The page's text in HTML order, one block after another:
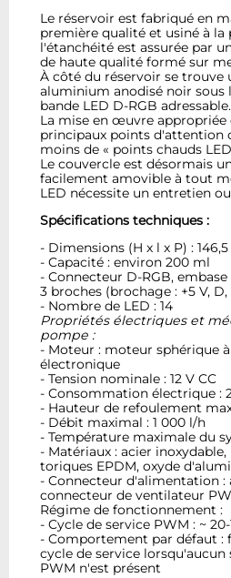
Le réservoir est fabriqué en
première qualité et usiné à
l'étanchéité est assurée par
de haute qualité formé sur
À côté du réservoir se trouve
aluminium anodisé noir sous
bande LED D-RGB adressable.
La mise en œuvre appropriée
principaux points d'attention
moins de « points chauds
Le couvercle est désormais
facilement amovible à tout
LED nécessite un entretien
Spécifications techniques :
- Dimensions (H x l x P) :
- Capacité : environ 200 ml
- Connecteur D-RGB,
3 broches (brochage : +5 V,
- Nombre de LED : 14
Propriétés électriques et
pompe :
- Moteur : moteur sphérique
électronique
- Tension nominale : 12 V CC
- Consommation électrique :
- Hauteur de refoulement
- Débit maximal : 1 000 l/h
- Température maximale du
- Matériaux : acier inoxydable,
toriques EPDM, oxyde
- Connecteur d'alimentation :
connecteur de ventilateur
Régime de fonctionnement :
- Cycle de service PWM : ~ 20-
- Comportement par défaut :
cycle de service
PWM n'est présent